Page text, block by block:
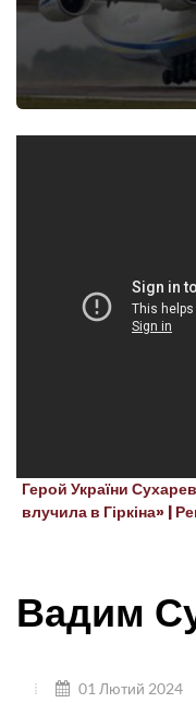
Герой України
влучила в Гіркіна» |
Вадим
01 Лютий 2024